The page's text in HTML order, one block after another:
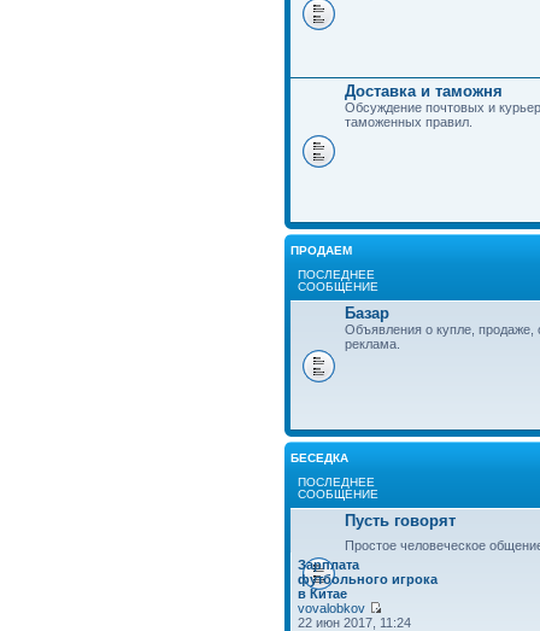
Доставка и таможня
Обсуждение почтовых и
таможенных правил.
ПРОДАЕМ
ПОСЛЕДНЕЕ
СООБЩЕНИЕ
Базар
Объявления о купле, продаже,
реклама.
БЕСЕДКА
ПОСЛЕДНЕЕ
СООБЩЕНИЕ
Пусть говорят
Простое человеческое
Зарплата
футбольного игрока
в Китае
vovalobkov
22 июн 2017, 11:24